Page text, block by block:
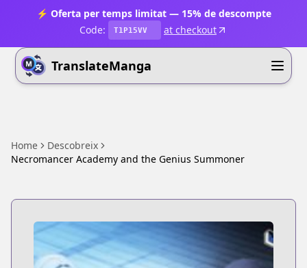
⚡ Oferta per temps limitat — 15% de descompte
Code:
T1P15VV at checkout
TranslateManga
Home
Descobreix
Necromancer Academy and the Genius Summoner